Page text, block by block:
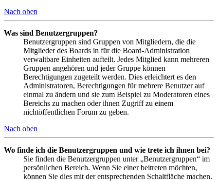
Nach oben
Was sind Benutzergruppen?
Benutzergruppen sind Gruppen von Mitgliedern, die die
Mitglieder des Boards in für die Board-Administration
verwaltbare Einheiten aufteilt. Jedes Mitglied kann mehreren
Gruppen angehören und jeder Gruppe können
Berechtigungen zugeteilt werden. Dies erleichtert es den
Administratoren, Berechtigungen für mehrere Benutzer auf
einmal zu ändern und sie zum Beispiel zu Moderatoren eines
Bereichs zu machen oder ihnen Zugriff zu einem
nichtöffentlichen Forum zu geben.
Nach oben
Wo finde ich die Benutzergruppen und wie trete ich ihnen bei?
Sie finden die Benutzergruppen unter „Benutzergruppen“ im
persönlichen Bereich. Wenn Sie einer beitreten möchten,
können Sie dies mit der entsprechenden Schaltfläche machen.